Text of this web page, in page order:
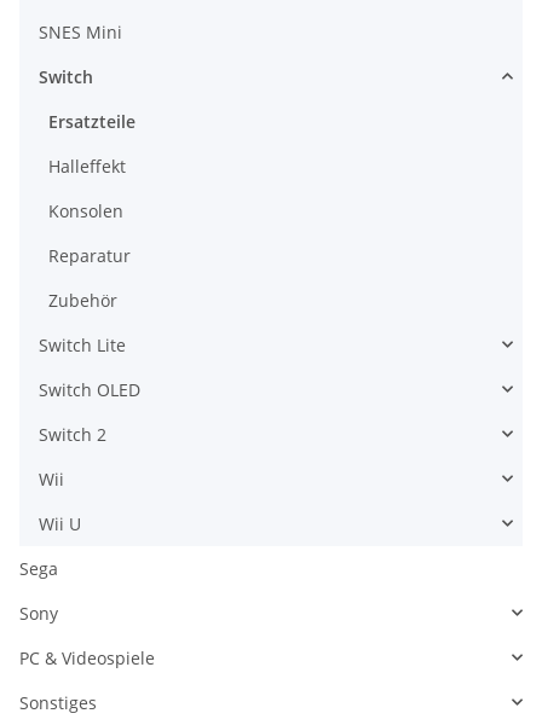
SNES Mini
Switch
Ersatzteile
Halleffekt
Konsolen
Reparatur
Zubehör
Switch Lite
Switch OLED
Switch 2
Wii
Wii U
Sega
Sony
PC & Videospiele
Sonstiges